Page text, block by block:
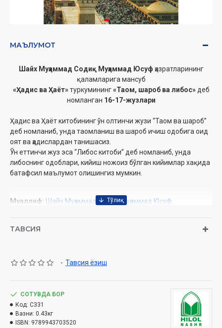
МАЪЛУМОТ
Шайх Муҳаммад Содиқ Муҳаммад Юсуф ҳазратларининг
қаламларига мансуб
«Ҳадис ва Ҳаёт»туркумининг«Таом, шароб ва либос»деб
номланган 16-17-жузлари
Ҳадис ва Ҳаёт китобининг ўн олтинчи жузи “Таом ва шароб”
деб номланиб, унда таомланиш ва шароб ичиш одобига оид
оят ва ҳадислардан танишасиз.
Ўн еттинчи жуз эса “Либос китоби” деб номланиб, унда
либоснинг одоблари, кийиш ножоиз бўлган кийимлар хақида
батафсил маълумот олишингиз мумкин.
Муаллиф: Шайх Муҳаммад Содиқ Муҳаммад Юсуф
Ҳажми:432 бет
Муқоваси: қаттиқ
Ўзбекистон Республикаси Вазирлар Маҳкамаси ҳузуридаги
Дин ишлари бўйича қўмитанинг 2021 йил 17 июндаги 03-
07/3903-сонли тавсияси ила чоп этилган
ТАВСИЯ
- Тавсия ёзиш
СОТУВДА БОР
Код: C331
Вазни: 0.43кг
ISBN: 9789943703520